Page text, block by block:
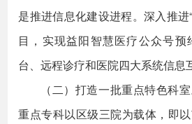
是推进信息化建设进程。深入推进
目，实现益阳智慧医疗公众号
台、远程诊疗和医院四大系统信息
（二）打造一批重点特色科
重点专科以区级三院为载体，即